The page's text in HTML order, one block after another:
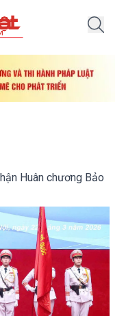
Huân chương Bảo